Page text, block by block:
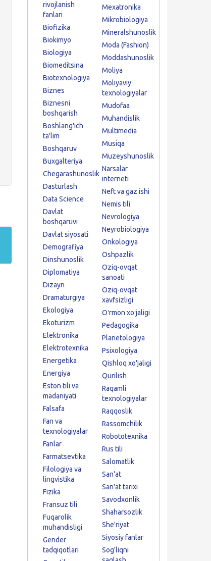
rivojlanish
fanlari
Biofizika
Biokimyo
Biologiya
Biomeditsina
Biotexnologiya
Biznes
Biznesni
boshqarish
Boshlang'ich
ta'lim
Boshqaruv
Buxgalteriya
Chegarashunoslik
Dasturlash
Data Science
Davlat
boshqaruvi
Davlat siyosati
Demografiya
Dinshunoslik
Diplomatiya
Dizayn
Dramaturgiya
Ekologiya
Ekoturizm
Elektronika
Elektrotexnika
Energetika
Energiya
Eston tili va
madaniyati
Falsafa
Fan va
texnologiyalar
Fanlar
Farmatsevtika
Filologiya va
lingvistika
Fizika
Fransuz tili
Fuqarolik
muhandisligi
Gender
tadqiqotlari
Mexatronika
Mikrobiologiya
Mineralshunoslik
Moda (Fashion)
Moddashunoslik
Moliya
Moliyaviy
texnologiyalar
Mudofaa
Muhandislik
Multimedia
Musiqa
Muzeyshunoslik
Narsalar
interneti
Neft va gaz ishi
Nemis tili
Nevrologiya
Neyrobiologiya
Onkologiya
Oshpazlik
Oziq-ovqat
sanoati
Oziq-ovqat
xavfsizligi
Oʻrmon xoʻjaligi
Pedagogika
Planetologiya
Psixologiya
Qishloq xo'jaligi
Qurilish
Raqamli
texnologiyalar
Raqqoslik
Rassomchilik
Robototexnika
Rus tili
Salomatlik
San'at
San'at tarixi
Savodxonlik
Shaharsozlik
She'riyat
Siyosiy fanlar
Sog'liqni